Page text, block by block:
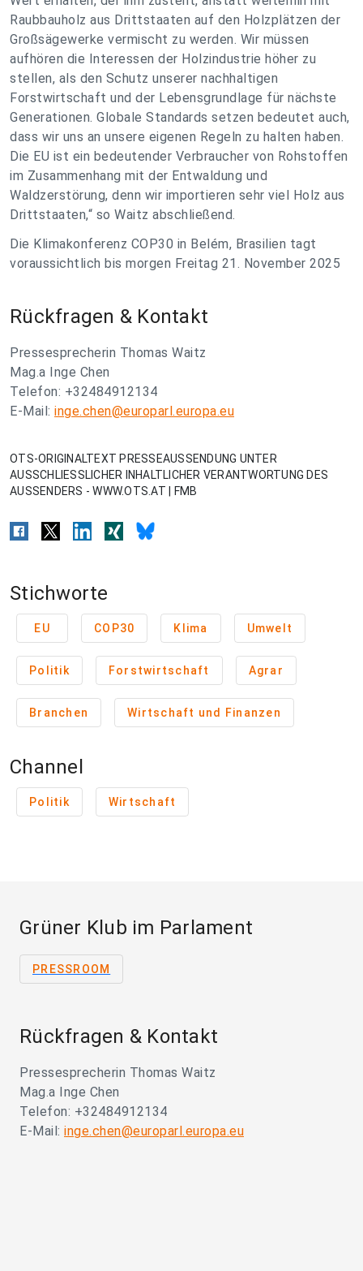
Raubbauholz aus Drittstaaten auf den Holzplätzen der
Großsägewerke vermischt zu werden. Wir müssen
aufhören die Interessen der Holzindustrie höher zu
stellen, als den Schutz unserer nachhaltigen
Forstwirtschaft und der Lebensgrundlage für nächste
Generationen. Globale Standards setzen bedeutet auch,
dass wir uns an unsere eigenen Regeln zu halten haben.
Die EU ist ein bedeutender Verbraucher von Rohstoffen
im Zusammenhang mit der Entwaldung und
Waldzerstörung, denn wir importieren sehr viel Holz aus
Drittstaaten,“ so Waitz abschließend.
Die Klimakonferenz COP30 in Belém, Brasilien tagt
voraussichtlich bis morgen Freitag 21. November 2025
Rückfragen & Kontakt
Pressesprecherin Thomas Waitz
Mag.a Inge Chen
Telefon: +32484912134
E-Mail: inge.chen@europarl.europa.eu
OTS-ORIGINALTEXT PRESSEAUSSENDUNG UNTER
AUSSCHLIESSLICHER INHALTLICHER VERANTWORTUNG DES
AUSSENDERS - WWW.OTS.AT | FMB
Stichworte
EU COP30 Klima Umwelt
Politik Forstwirtschaft Agrar
Branchen Wirtschaft und Finanzen
Channel
Politik Wirtschaft
Grüner Klub im Parlament
PRESSROOM
Rückfragen & Kontakt
Pressesprecherin Thomas Waitz
Mag.a Inge Chen
Telefon: +32484912134
E-Mail: inge.chen@europarl.europa.eu